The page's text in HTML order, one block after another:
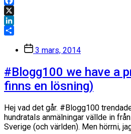
Facebook
X
LinkedIn
Inläggsdatum
3 mars, 2014
#Blogg100 we have a
finns en lösning)
Hej vad det går. #Blogg100
hundratals anmälningar vällde in
Sverige (och världen). Men hörrni,